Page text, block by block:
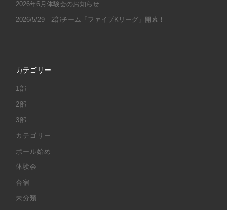
2026年6月体験会のお知らせ
2026/5/29 2部チーム「ファイブKリーグ」開幕！
カテゴリー
1部
2部
3部
カテゴリー
ボール始め
体験会
合宿
未分類